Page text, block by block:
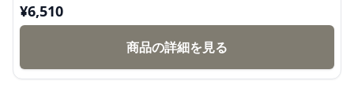
¥6,510
商品の詳細を見る